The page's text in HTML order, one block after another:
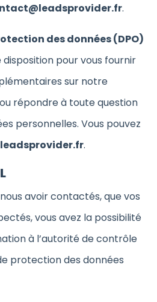
.
des données (DPO)
pour vous fournir
sur notre
répondre à toute question
personnelles. Vous pouvez
.
avoir contactés, que vos
vous avez la possibilité
à l’autorité de contrôle
protection des données